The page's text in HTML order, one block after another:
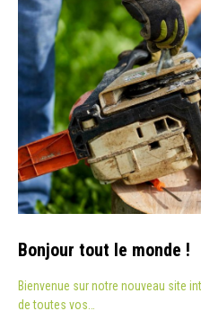
Bonjour tout le monde !
Bienvenue sur notre nouveau site
de toutes vos…